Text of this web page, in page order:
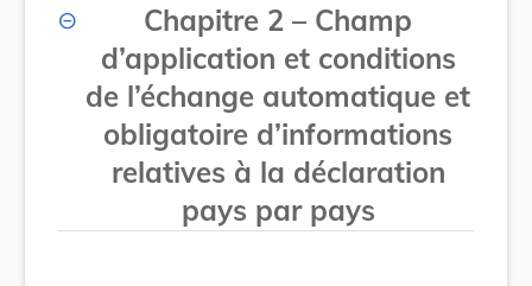
Chapitre 2 – Champ
d’application et conditions
de l’échange automatique et
obligatoire d’informations
relatives à la déclaration
pays par pays